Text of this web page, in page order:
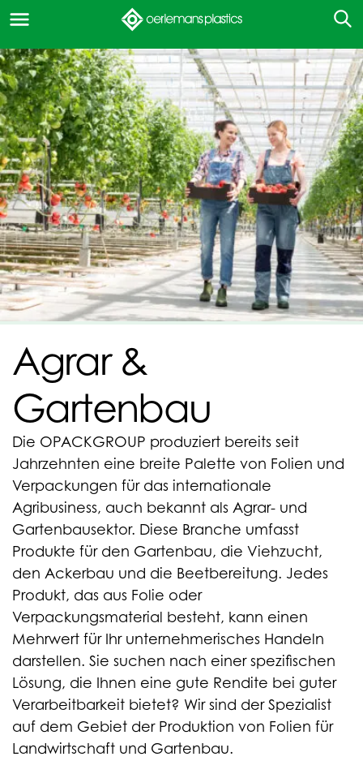
Agrar &
Gartenbau
Die OPACKGROUP produziert bereits seit
Jahrzehnten eine breite Palette von Folien und
Verpackungen für das internationale
Agribusiness, auch bekannt als Agrar- und
Gartenbausektor. Diese Branche umfasst
Produkte für den Gartenbau, die Viehzucht,
den Ackerbau und die Beetbereitung. Jedes
Produkt, das aus Folie oder
Verpackungsmaterial besteht, kann einen
Mehrwert für Ihr unternehmerisches Handeln
darstellen. Sie suchen nach einer spezifischen
Lösung, die Ihnen eine gute Rendite bei guter
Verarbeitbarkeit bietet? Wir sind der Spezialist
auf dem Gebiet der Produktion von Folien für
Landwirtschaft und Gartenbau.